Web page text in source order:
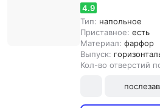
4.9
Тип: напольное
Приставное: есть
Материал: фарфор
Выпуск:
Кол-во отверстий